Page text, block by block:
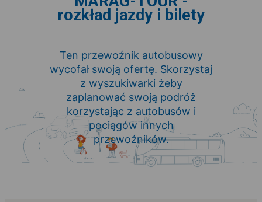
rozkład jazdy i bilety
Ten przewoźnik autobusowy
wycofał swoją ofertę. Skorzystaj
z wyszukiwarki żeby
zaplanować swoją podróż
korzystając z autobusów i
pociągów innych
przewoźników.